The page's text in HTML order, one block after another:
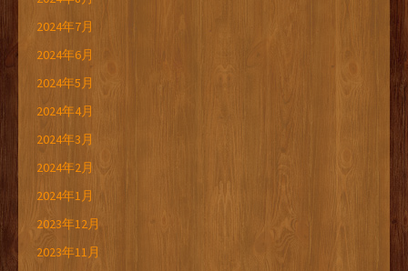
2024年7月
2024年6月
2024年5月
2024年4月
2024年3月
2024年2月
2024年1月
2023年12月
2023年11月